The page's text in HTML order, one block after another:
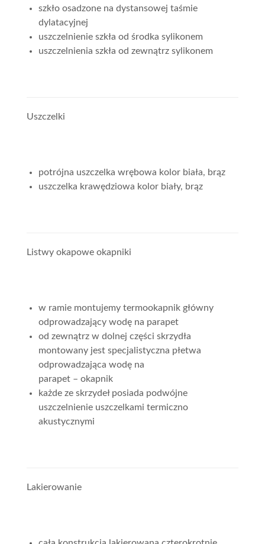
szkło osadzone na dystansowej taśmie
dylatacyjnej
uszczelnienie szkła od środka sylikonem
uszczelnienia szkła od zewnątrz sylikonem
Uszczelki
potrójna uszczelka wrębowa kolor biała, brąz
uszczelka krawędziowa kolor biały, brąz
Listwy okapowe okapniki
w ramie montujemy termookapnik główny
odprowadzający wodę na parapet
od zewnątrz w dolnej części skrzydła
montowany jest specjalistyczna płetwa
odprowadzająca wodę na
parapet – okapnik
każde ze skrzydeł posiada podwójne
uszczelnienie uszczelkami termiczno
akustycznymi
Lakierowanie